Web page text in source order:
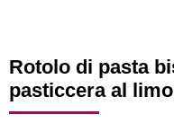
Rotolo di pasta
pasticcera al